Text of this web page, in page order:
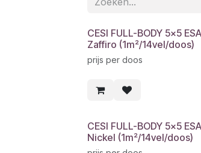
CESI FULL-BODY 5x5
Zaffiro (1m²/14vel/doos)
prijs per doos
CESI FULL-BODY 5x5
Nickel (1m²/14vel/doos)